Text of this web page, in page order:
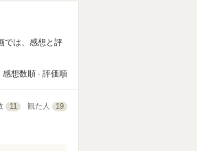
では、感想と評
感想数順 評価順
11 観た人 19